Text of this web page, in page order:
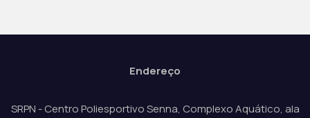
Endereço
SRPN - Centro Poliesportivo Senna, Complexo Aquático, ala